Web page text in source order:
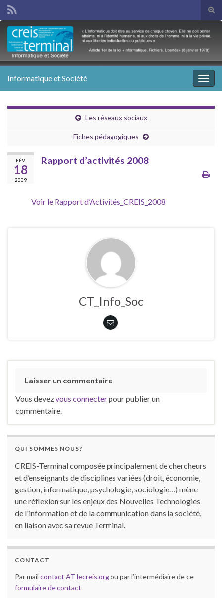
Search for:
Informatique et Société
Les réseaux sociaux
Fiches pédagogiques
FÉV
18
2009
Rapport d’activités 2008
Voir le Rapport d’Activités_CREIS_2008
CT_Info_Soc
Laisser un commentaire
Vous devezvous connecterpour publier un
commentaire.
QUI SOMMES NOUS?
CREIS-Terminal composée principalement de chercheurs
et d’enseignants de disciplines variées (droit, économie,
gestion, informatique, psychologie, sociologie…) mène
une réflexion sur les enjeux des Nouvelles Technologies
de l'information et de la communication dans la société,
en liaison avec sa revue Terminal.
CONTACT
Par mail contact AT lecreis.orgou par l’intermédiaire de ce
formulaire de contact